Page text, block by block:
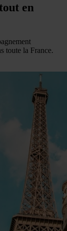
en
toute la France.